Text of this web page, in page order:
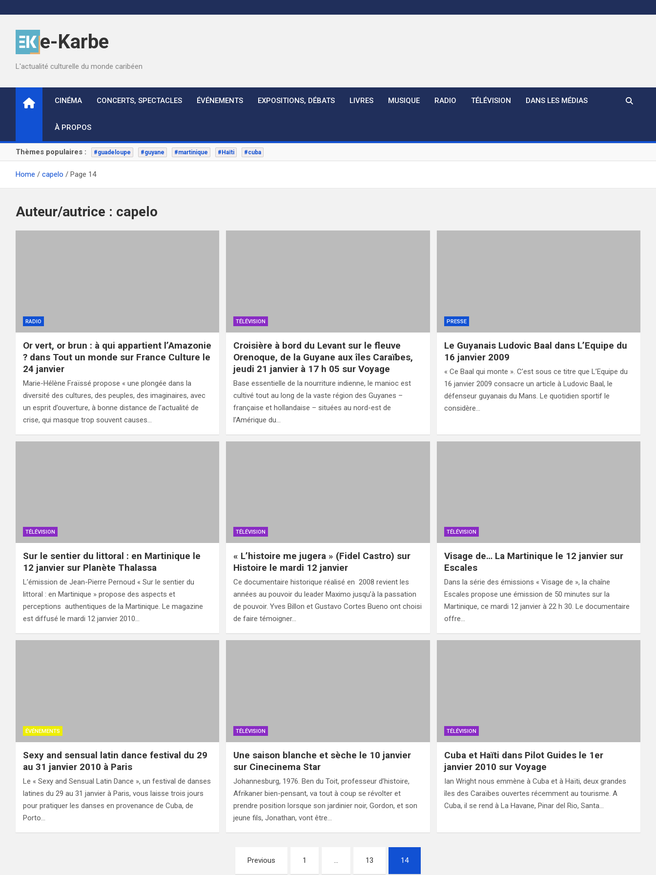
to
content
e-Karbe
L'actualité culturelle du monde caribéen
CINÉMA CONCERTS, SPECTACLES ÉVÉNEMENTS EXPOSITIONS, DÉBATS LIVRES MUSIQUE RADIO TÉLÉVISION DANS LES MÉDIAS
À PROPOS
Thèmes populaires : #guadeloupe #guyane #martinique #Haïti #cuba
Home capelo Page 14
Auteur/autrice : capelo
RADIO
Or vert, or brun : à qui appartient l’Amazonie
? dans Tout un monde sur France Culture le
24 janvier
Marie-Hélène Fraïssé propose « une plongée dans la
diversité des cultures, des peuples, des imaginaires, avec
un esprit d’ouverture, à bonne distance de l’actualité de
crise, qui masque trop souvent causes…
TÉLÉVISION
Croisière à bord du Levant sur le fleuve
Orenoque, de la Guyane aux îles Caraïbes,
jeudi 21 janvier à 17 h 05 sur Voyage
Base essentielle de la nourriture indienne, le manioc est
cultivé tout au long de la vaste région des Guyanes –
française et hollandaise – situées au nord-est de
l’Amérique du…
PRESSE
Le Guyanais Ludovic Baal dans L’Equipe du
16 janvier 2009
« Ce Baal qui monte ». C’est sous ce titre que L’Equipe du
16 janvier 2009 consacre un article à Ludovic Baal, le
défenseur guyanais du Mans. Le quotidien sportif le
considère…
TÉLÉVISION
Sur le sentier du littoral : en Martinique le
12 janvier sur Planète Thalassa
L’émission de Jean-Pierre Pernoud « Sur le sentier du
littoral : en Martinique » propose des aspects et
perceptions authentiques de la Martinique. Le magazine
est diffusé le mardi 12 janvier 2010…
TÉLÉVISION
« L’histoire me jugera » (Fidel Castro) sur
Histoire le mardi 12 janvier
Ce documentaire historique réalisé en 2008 revient les
années au pouvoir du leader Maximo jusqu’à la passation
de pouvoir. Yves Billon et Gustavo Cortes Bueno ont choisi
de faire témoigner…
TÉLÉVISION
Visage de… La Martinique le 12 janvier sur
Escales
Dans la série des émissions « Visage de », la chaîne
Escales propose une émission de 50 minutes sur la
Martinique, ce mardi 12 janvier à 22 h 30. Le documentaire
offre…
ÉVÉNEMENTS
Sexy and sensual latin dance festival du 29
au 31 janvier 2010 à Paris
Le « Sexy and Sensual Latin Dance », un festival de danses
latines du 29 au 31 janvier à Paris, vous laisse trois jours
pour pratiquer les danses en provenance de Cuba, de
Porto…
TÉLÉVISION
Une saison blanche et sèche le 10 janvier
sur Cinecinema Star
Johannesburg, 1976. Ben du Toit, professeur d’histoire,
Afrikaner bien-pensant, va tout à coup se révolter et
prendre position lorsque son jardinier noir, Gordon, et son
jeune fils, Jonathan, vont être…
TÉLÉVISION
Cuba et Haïti dans Pilot Guides le 1er
janvier 2010 sur Voyage
Ian Wright nous emmène à Cuba et à Haïti, deux grandes
îles des Caraïbes ouvertes récemment au tourisme. A
Cuba, il se rend à La Havane, Pinar del Rio, Santa…
Previous 1 … 13 14